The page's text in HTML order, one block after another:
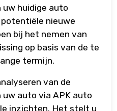
huidige auto
nieuwe
bij het nemen van
op basis van de te
termijn.
van de
auto via APK auto
inzichten. Het stelt u